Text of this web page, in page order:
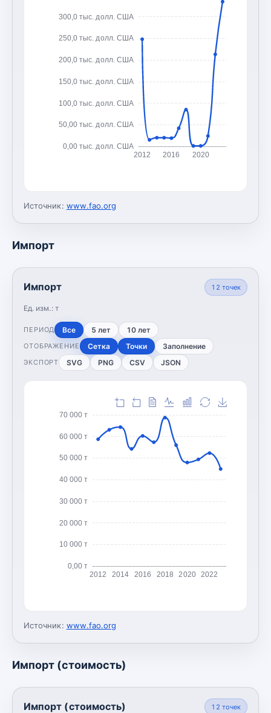
0,00 тыс. долл. США
50,00 тыс. долл. США
100,0 тыс. долл. США
150,0 тыс. долл. США
200,0 тыс. долл. США
250,0 тыс. долл. США
300,0 тыс. долл. США
2012 2016 2020
Источник: www.fao.org
Импорт
Импорт
Ед. изм.: т
12 точек
ПЕРИОД Все 5 лет 10 лет
ОТОБРАЖЕНИЕ Сетка Точки Заполнение
ЭКСПОРТ SVG PNG CSV JSON
0,00 т
10 000 т
20 000 т
30 000 т
40 000 т
50 000 т
60 000 т
70 000 т
2012 2014 2016 2018 2020 2022
Источник: www.fao.org
Импорт (стоимость)
Импорт (стоимость) 12 точек